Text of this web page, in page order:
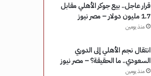
قرار عاجل.. بيع جوكر الأهلي مقابل
1.7 مليون دولار – مصر نيوز
منذ يومين
انتقال نجم الأهلي إلى الدوري
السعودي.. ما الحقيقة؟ – مصر نيوز
منذ يومين